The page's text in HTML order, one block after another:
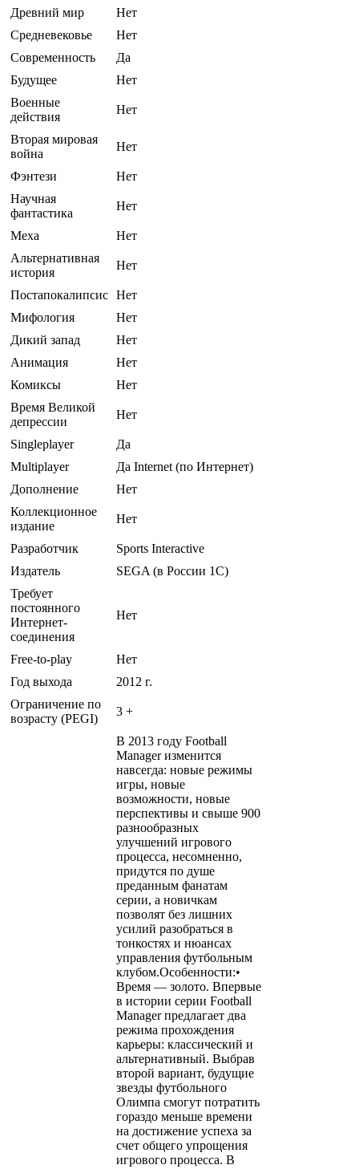
Древний мир
Нет
Средневековье
Нет
Современность
Да
Будущее
Нет
Военные
действия
Нет
Вторая мировая
война
Нет
Фэнтези
Нет
Научная
фантастика
Нет
Меха
Нет
Альтернативная
история
Нет
Постапокалипсис Нет
Мифология
Нет
Дикий запад
Нет
Анимация
Нет
Комиксы
Нет
Время Великой
депрессии
Нет
Singleplayer
Да
Multiplayer
Да Internet (по Интернет)
Дополнение
Нет
Коллекционное
издание
Нет
Разработчик
Sports Interactive
Издатель
SEGA (в России 1C)
Требует
постоянного
Интернет-
соединения
Нет
Free-to-play
Нет
Год выхода
2012 г.
Ограничение по
возрасту (PEGI)
3 +
В 2013 году Football
Manager изменится
навсегда: новые режимы
игры, новые
возможности, новые
перспективы и свыше 900
разнообразных
улучшений игрового
процесса, несомненно,
придутся по душе
преданным фанатам
серии, а новичкам
позволят без лишних
усилий разобраться в
тонкостях и нюансах
управления футбольным
клубом.Особенности:•
Время — золото. Впервые
в истории серии Football
Manager предлагает два
режима прохождения
карьеры: классический и
альтернативный. Выбрав
второй вариант, будущие
звезды футбольного
Олимпа смогут потратить
гораздо меньше времени
на достижение успеха за
счет общего упрощения
игрового процесса. В